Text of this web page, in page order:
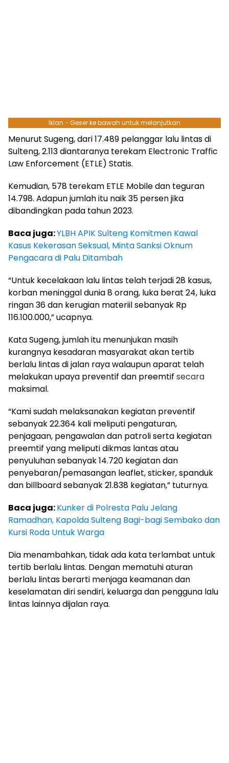
Iklan - Geser ke bawah untuk melanjutkan
Menurut Sugeng, dari 17.489 pelanggar lalu lintas di
Sulteng, 2.113 diantaranya terekam Electronic Traffic
Law Enforcement (ETLE) Statis.
Kemudian, 578 terekam ETLE Mobile dan teguran
14.798. Adapun jumlah itu naik 35 persen jika
dibandingkan pada tahun 2023.
Baca juga:YLBH APIK Sulteng Komitmen Kawal
Kasus Kekerasan Seksual, Minta Sanksi Oknum
Pengacara di Palu Ditambah
“Untuk kecelakaan lalu lintas telah terjadi 28 kasus,
korban meninggal dunia 8 orang, luka berat 24, luka
ringan 36 dan kerugian materiil sebanyak Rp
116.100.000,” ucapnya.
Kata Sugeng, jumlah itu menunjukan masih
kurangnya kesadaran masyarakat akan tertib
berlalu lintas di jalan raya walaupun aparat telah
melakukan upaya preventif dan preemtif secara
maksimal.
“Kami sudah melaksanakan kegiatan preventif
sebanyak 22.364 kali meliputi pengaturan,
penjagaan, pengawalan dan patroli serta kegiatan
preemtif yang meliputi dikmas lantas atau
penyuluhan sebanyak 14.720 kegiatan dan
penyebaran/pemasangan leaflet, sticker, spanduk
dan billboard sebanyak 21.838 kegiatan,” tuturnya.
Baca juga:Kunker di Polresta Palu Jelang
Ramadhan, Kapolda Sulteng Bagi-bagi Sembako dan
Kursi Roda Untuk Warga
Dia menambahkan, tidak ada kata terlambat untuk
tertib berlalu lintas. Dengan mematuhi aturan
berlalu lintas berarti menjaga keamanan dan
keselamatan diri sendiri, keluarga dan pengguna lalu
lintas lainnya dijalan raya.